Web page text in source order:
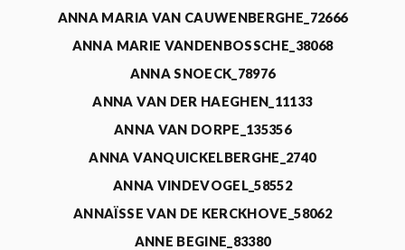
ANNA MARIA VAN CAUWENBERGHE_72666
ANNA MARIE VANDENBOSSCHE_38068
ANNA SNOECK_78976
ANNA VAN DER HAEGHEN_11133
ANNA VAN DORPE_135356
ANNA VANQUICKELBERGHE_2740
ANNA VINDEVOGEL_58552
ANNAÏSSE VAN DE KERCKHOVE_58062
ANNE BEGINE_83380